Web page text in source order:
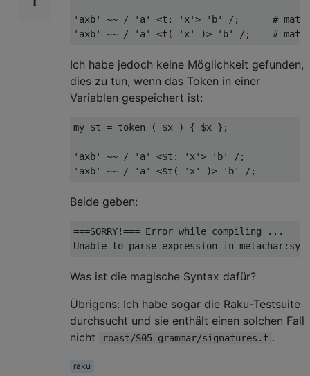
'axb' ~~ / 'a' <t: 'x'> 'b' /;      #
Ich habe jedoch keine Möglichkeit gefunden,
dies zu tun, wenn das Token in einer
Variablen gespeichert ist:
my $t = token ( $x ) { $x };
'axb' ~~ / 'a' <$t: 'x'> 'b' /;
Beide geben:
===SORRY!=== Error while compiling ...
Was ist die magische Syntax dafür?
Übrigens: Ich habe sogar die Raku-Testsuite
durchsucht und sie enthält einen solchen Fall
nicht
roast/S05-grammar/signatures.t .
raku